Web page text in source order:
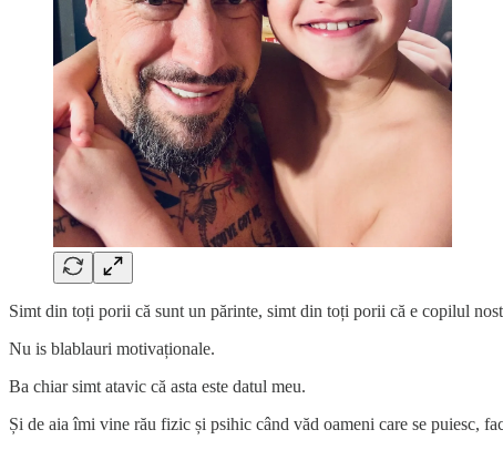
Simt din toți porii că sunt un părinte, simt din toți porii că e copilul
Nu is blablauri motivaționale.
Ba chiar simt atavic că asta este datul meu.
Și de aia îmi vine rău fizic și psihic când văd oameni care se puiesc,